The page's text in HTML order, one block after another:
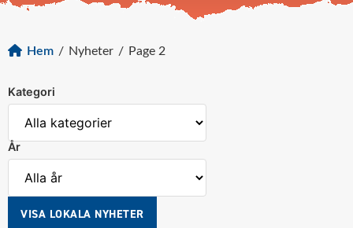
Hem / Nyheter / Page 2
Kategori
År
VISA LOKALA NYHETER